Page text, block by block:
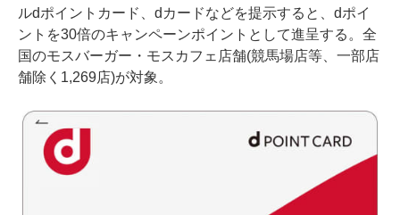
ルdポイントカード、dカードなどを提示すると、dポイ
ントを30倍のキャンペーンポイントとして進呈する。全
国のモスバーガー・モスカフェ店舗(競馬場店等、一部店
舗除く1,269店)が対象。